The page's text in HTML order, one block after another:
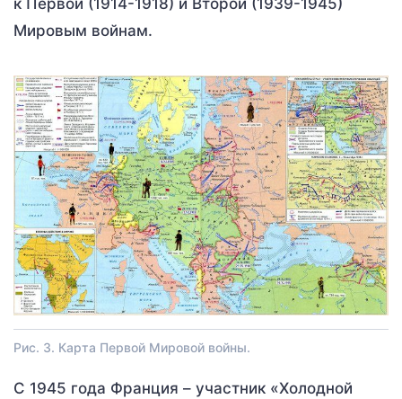
Мировым войнам.
Рис. 3. Карта Первой Мировой войны.
С 1945 года Франция – участник «Холодной